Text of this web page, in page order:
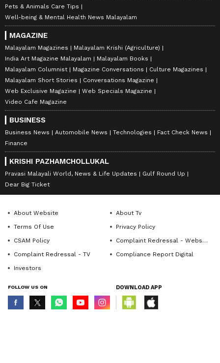
Pets & Animals Care Tips
Well-being & Mental Health News Malayalam
MAGAZINE
Malayalam Magazines
Malayalam Krishi (Agriculture)
India Art Magazine Malayalam
Malayalam Books
Malayalam Columnist
Magazine Conversations
Culture Magazines
Malayalam Short Stories
Conversations Magazine
Web Exclusive Magazine
Web Specials Magazine
Video Cafe Magazine
BUSINESS
Business News Automobile News Technologies
Fact Check News
Finance
KRISHI PAZHAMCHOLLUKAL
Pravasi Malayali World, News & Life Updates
Gulf Round Up
Dear Big Ticket
About Website
About Tv
Terms Of Use
Privacy Policy
CSAM Policy
Complaint Redressal - Website
Complaint Redressal - TV
Compliance Report Digital
Investors
FOLLOW US ON DOWNLOAD APP